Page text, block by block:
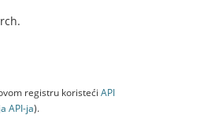
registru koristeći API
API-jа).